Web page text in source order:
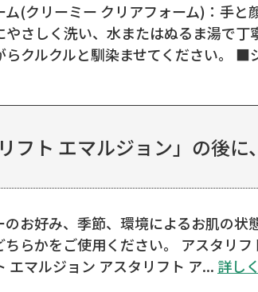
(クリーミー クリアフォーム)：手と
やさしく洗い、水またはぬるま湯で
らクルクルと馴染ませてください。 ■
リフト エマルジョン」の後
のお好み、季節、環境によるお肌の
ちらかをご使用ください。 アスタリ
エマルジョン アスタリフト ア... 詳し